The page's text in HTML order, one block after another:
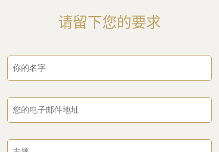
请留下您的要求